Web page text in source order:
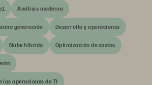
Análisis moderno
generación Desarrollo y operaciones
Nube híbrida Optimización de costos
las operaciones de TI